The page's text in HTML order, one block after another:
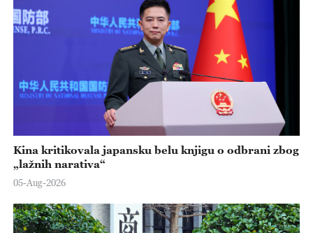
Kina kritikovala japansku belu knjigu o odbrani zbog
„lažnih narativa“
05-Aug-2026